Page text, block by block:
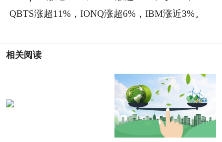
QBTS涨超11%，IONQ涨超6%，IBM涨近3%。
相关阅读